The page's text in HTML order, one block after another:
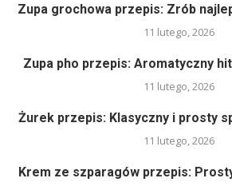
Zupa grochowa przepis: Zrób
11 lutego, 2026
Zupa pho przepis: Aromatyczny
11 lutego, 2026
Żurek przepis: Klasyczny i prosty
11 lutego, 2026
Krem ze szparagów przepis: